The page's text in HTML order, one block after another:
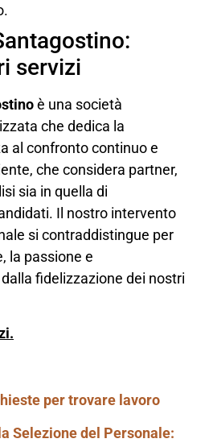
servizi
è una società
che dedica la
al confronto continuo e
che considera partner,
sia in quella di
Il nostro intervento
si contraddistingue per
la passione e
fidelizzazione dei nostri
per trovare lavoro
Selezione del Personale: